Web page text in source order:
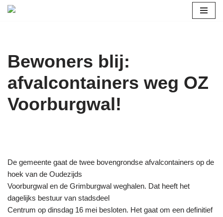
inhoud
Bewoners blij:
afvalcontainers weg OZ
Voorburgwal!
De gemeente gaat de twee bovengrondse afvalcontainers op de
hoek van de Oudezijds
Voorburgwal en de Grimburgwal weghalen. Dat heeft het
dagelijks bestuur van stadsdeel
Centrum op dinsdag 16 mei besloten. Het gaat om een definitief